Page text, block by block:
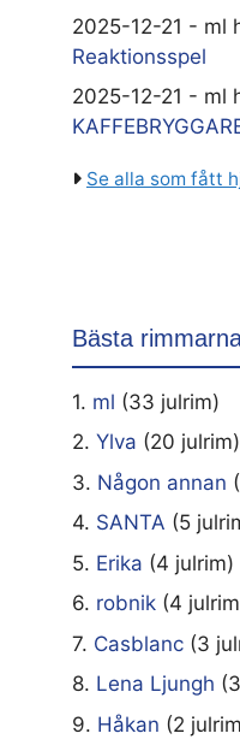
2025-12-21 - ml
Reaktionsspel
2025-12-21 - ml
Se alla som fått
Bästa
1. ml (33 julrim)
2. Ylva (20 julrim)
3. Någon annan
4. SANTA (5
5. Erika (4 julrim)
6. robnik (4
7. Casblanc (3
8. Lena Ljungh
9. Håkan (2